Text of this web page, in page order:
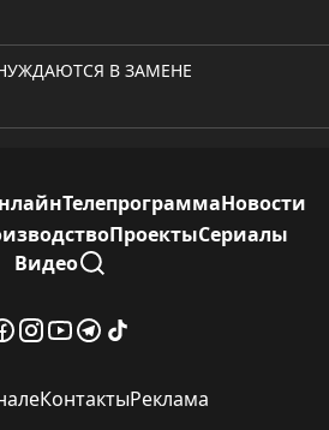
В ЗАМЕНЕ
ТелепрограммаНовости
ПроектыСериалы
Видео
КонтактыРеклама